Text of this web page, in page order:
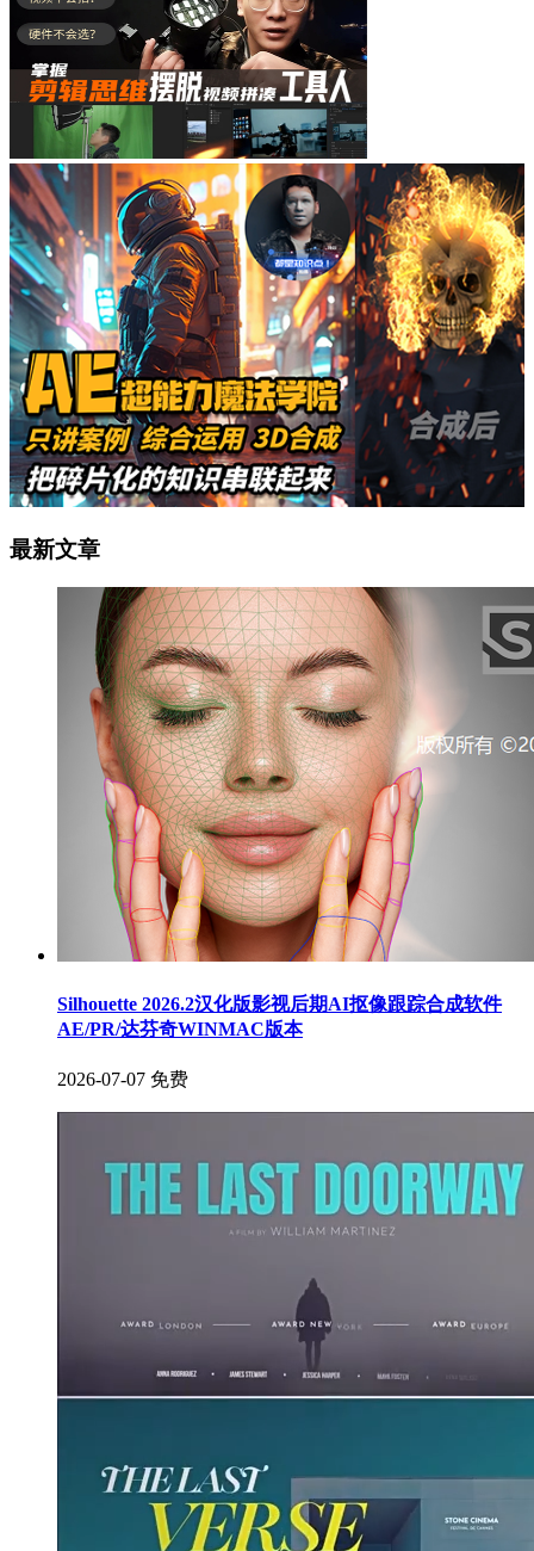
最新文章
Silhouette 2026.2汉化版影视后期AI抠像跟踪合成软件
AE/PR/达芬奇WINMAC版本
2026-07-07 免费